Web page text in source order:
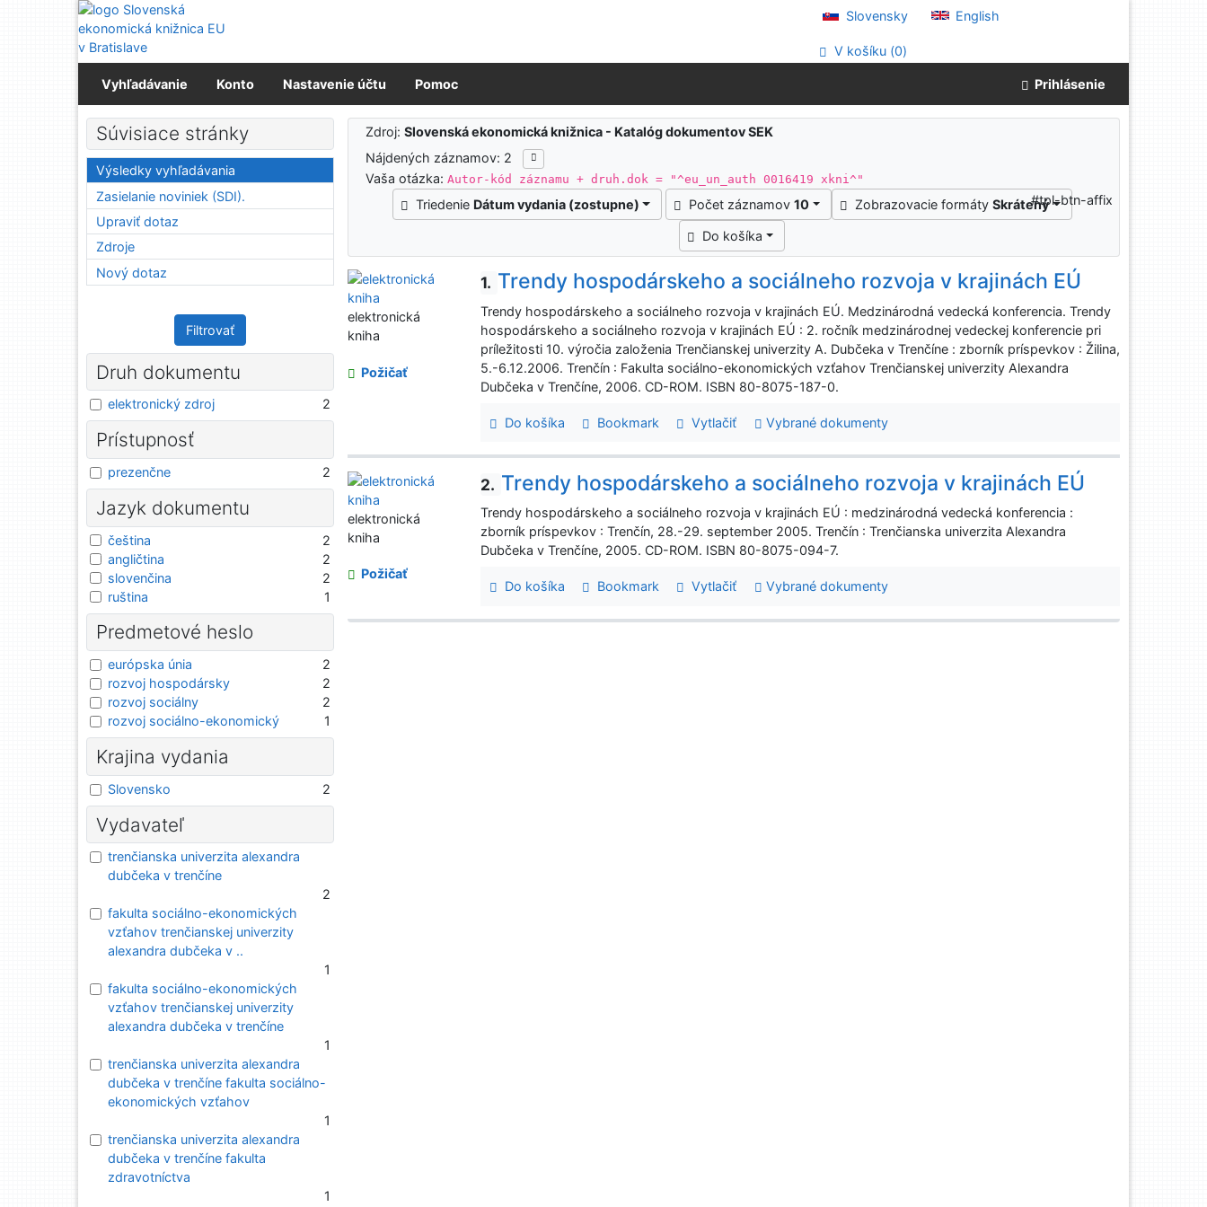
Prejsť na obsah
Prejsť na menu
Prehlásenie o webovej prístupnosti
Slovensky English
V košíku (0)
Vyhľadávanie Konto Nastavenie účtu Pomoc Prihlásenie
Výsledky vyhľadávania
Zdroj:Slovenská ekonomická knižnica - Katalóg dokumentov SEK
Nájdených záznamov: 2
Vaša otázka:Autor-kód záznamu + druh.dok = "^eu_un_auth 0016419 xkni^"
Triedenie Dátum vydania (zostupne) Počet záznamov10 Zobrazovacie formátySkrátený
Do košíka
#tpl-btn-affix
1. Trendy hospodárskeho a sociálneho rozvoja v krajinách EÚ
Trendy hospodárskeho a sociálneho rozvoja v krajinách EÚ. Medzinárodná vedecká konferencia. Trendy
hospodárskeho a sociálneho rozvoja v krajinách EÚ : 2. ročník medzinárodnej vedeckej konferencie pri
príležitosti 10. výročia založenia Trenčianskej univerzity A. Dubčeka v Trenčíne : zborník príspevkov : Žilina,
5.-6.12.2006. Trenčín : Fakulta sociálno-ekonomických vzťahov Trenčianskej univerzity Alexandra
Dubčeka v Trenčíne, 2006. CD-ROM. ISBN 80-8075-187-0.
Do košíka Bookmark Vytlačiť Vybrané dokumenty
elektronická
kniha
Požičať
2. Trendy hospodárskeho a sociálneho rozvoja v krajinách EÚ
Trendy hospodárskeho a sociálneho rozvoja v krajinách EÚ : medzinárodná vedecká konferencia :
zborník príspevkov : Trenčín, 28.-29. september 2005. Trenčín : Trenčianska univerzita Alexandra
Dubčeka v Trenčíne, 2005. CD-ROM. ISBN 80-8075-094-7.
Do košíka Bookmark Vytlačiť Vybrané dokumenty
elektronická
kniha
Požičať
Súvisiace stránky
Výsledky vyhľadávania
Zasielanie noviniek (SDI).
Upraviť dotaz
Zdroje
Nový dotaz
Filtrovať
Druh dokumentu
elektronický zdroj 2
Prístupnosť
prezenčne 2
Jazyk dokumentu
čeština
2
angličtina
2
slovenčina
2
ruština
1
Predmetové heslo
európska únia
2
rozvoj hospodársky
2
rozvoj sociálny
2
rozvoj sociálno-ekonomický
1
Krajina vydania
Slovensko 2
Vydavateľ
trenčianska univerzita alexandra
dubčeka v trenčíne
2
fakulta sociálno-ekonomických
vzťahov trenčianskej univerzity
alexandra dubčeka v ..
1
fakulta sociálno-ekonomických
vzťahov trenčianskej univerzity
alexandra dubčeka v trenčíne
1
trenčianska univerzita alexandra
dubčeka v trenčíne fakulta sociálno-
ekonomických vzťahov
1
trenčianska univerzita alexandra
dubčeka v trenčíne fakulta
zdravotníctva
1